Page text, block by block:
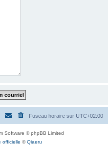
Fuseau horaire sur UTC+02:00
Software © phpBB Limited
officielle ©Qiaeru